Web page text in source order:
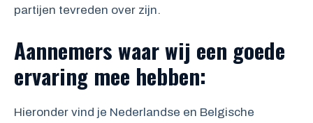
partijen tevreden over zijn.
Aannemers waar wij een goede
ervaring mee hebben:
Hieronder vind je Nederlandse en Belgische